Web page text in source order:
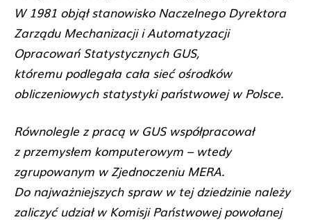
W 1981 objął stanowisko Naczelnego Dyrektora
Zarządu Mechanizacji i Automatyzacji
Opracowań Statystycznych GUS,
któremu podlegała cała sieć ośrodków
obliczeniowych statystyki państwowej w Polsce.
Równolegle z pracą w GUS współpracował
z przemysłem komputerowym – wtedy
zgrupowanym w Zjednoczeniu MERA.
Do najważniejszych spraw w tej dziedzinie należy
zaliczyć udział w Komisji Państwowej powołanej